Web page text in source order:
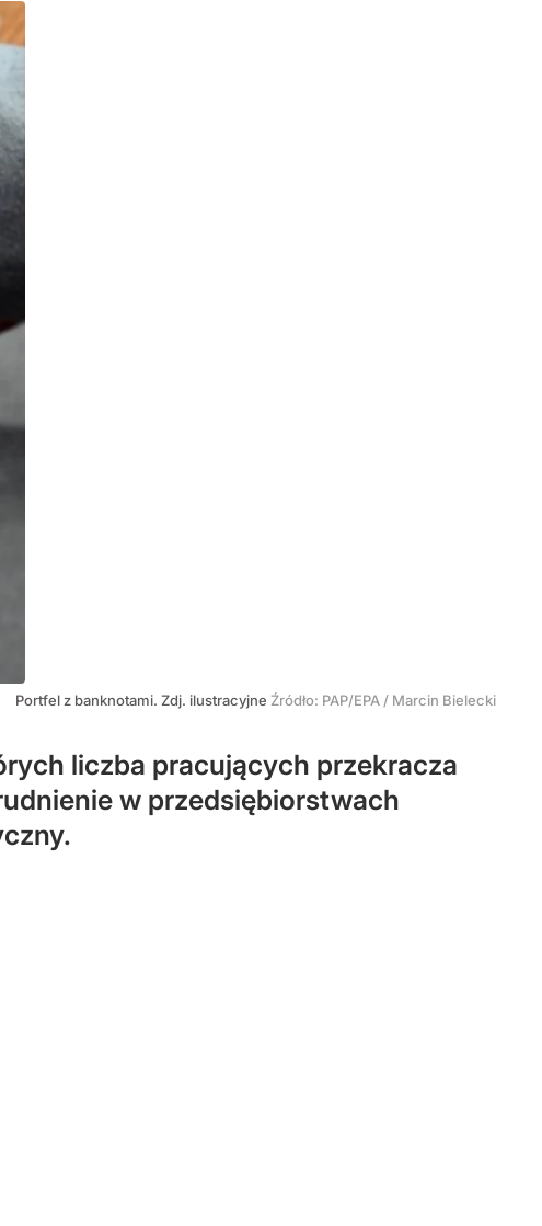
Portfel z banknotami. Zdj. ilustracyjne Źródło: PAP/EPA / Marcin Bielecki
liczba pracujących przekracza
w przedsiębiorstwach